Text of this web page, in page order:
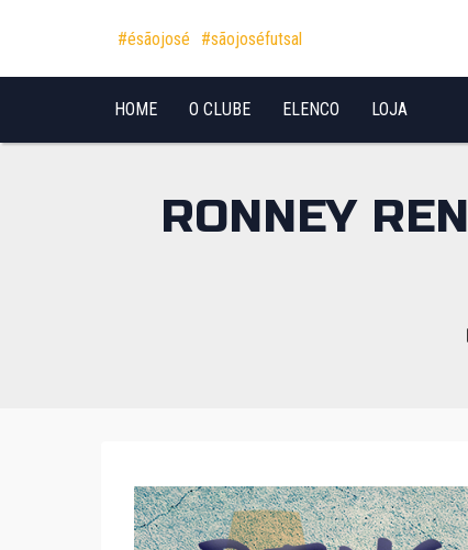
Pular para o conteúdo
#ésãojosé #sãojoséfutsal
HOME O CLUBE ELENCO LOJA
RONNEY